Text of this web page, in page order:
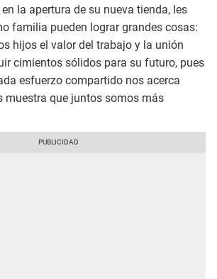
la apertura de su nueva tienda, les
familia pueden lograr grandes cosas:
hijos el valor del trabajo y la unión
cimientos sólidos para su futuro, pues
esfuerzo compartido nos acerca
muestra que juntos somos más